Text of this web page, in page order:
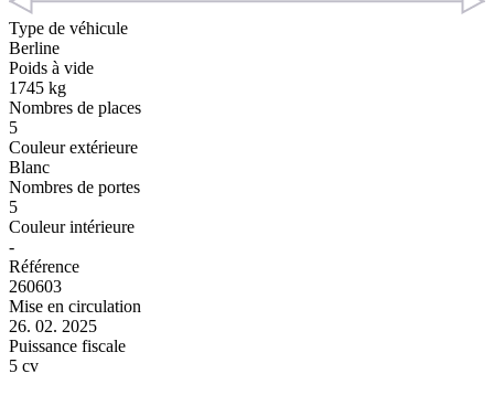
Type de véhicule
Berline
Poids à vide
1745 kg
Nombres de places
5
Couleur extérieure
Blanc
Nombres de portes
5
Couleur intérieure
-
Référence
260603
Mise en circulation
26. 02. 2025
Puissance fiscale
5 cv